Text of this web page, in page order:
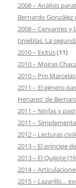
2008 – Análisis
Bernardo González
2008 – Cervantes y
tinieblas. La
2010 – Exitus(11)
2010 – Moiras
2010 – Pro Marcelas
2011 – El género
Henares' de
2011 – Ninfas y
2011 –
2012 – Lecturas
2013 – El príncipe
2013 – El Quijote
2014 –
2015 – Lazarillo…